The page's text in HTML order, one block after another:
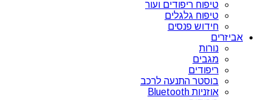
טיפוח ריפודים ועור
טיפוח גלגלים
חידוש פנסים
אביזרים
נורות
מגבים
ריפודים
בוסטר התנעה לרכב
אוזניות Bluetooth